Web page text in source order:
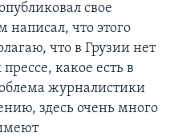
свое
написал, что этого
что в Грузии нет
какое есть в
журналистики
здесь очень много